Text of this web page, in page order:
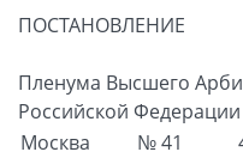
ПОСТАНОВЛЕНИЕ
Пленума Высшего
Российской Федерации
Москва
№ 41